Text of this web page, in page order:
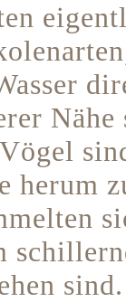
herum
sind.